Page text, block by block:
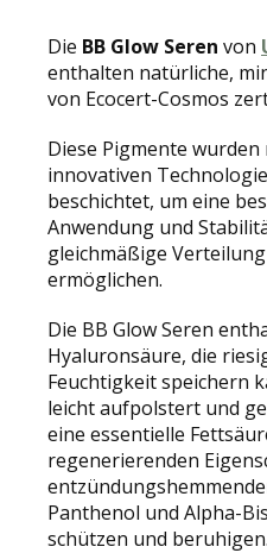
Die BB Glow Seren von
enthalten natürliche,
von Ecocert-Cosmos
Diese Pigmente
innovativen
beschichtet, um eine
Anwendung und
gleichmäßige
ermöglichen.
Die BB Glow Seren
Hyaluronsäure, die
Feuchtigkeit speichern
leicht aufpolstert und
eine essentielle
regenerierenden
Panthenol und Alpha-
schützen und beruhigen.